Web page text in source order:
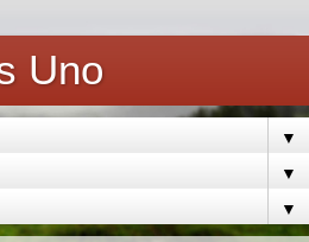
Uno
▼
▼
▼